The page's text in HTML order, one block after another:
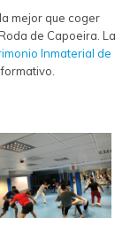
mejor que coger
de Capoeira. La
Inmaterial de